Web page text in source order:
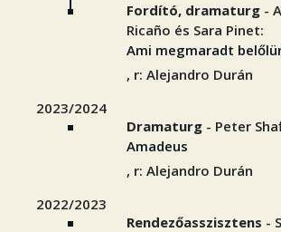
Fordító, dramaturg -
Ricaño és Sara Pinet:
Ami megmaradt
, r: Alejandro Durán
2023/2024
Dramaturg - Peter
Amadeus
, r: Alejandro Durán
2022/2023
Rendezőasszisztens -